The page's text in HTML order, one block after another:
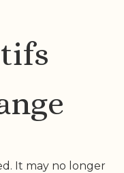
It may no longer